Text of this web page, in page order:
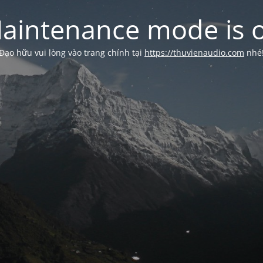
mode is
hữu vui lòng vào trang chính tại https://thuvienaudio.com